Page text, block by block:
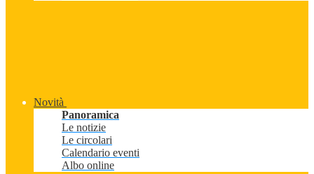
Novità
Panoramica
Le notizie
Le circolari
Calendario eventi
Albo online